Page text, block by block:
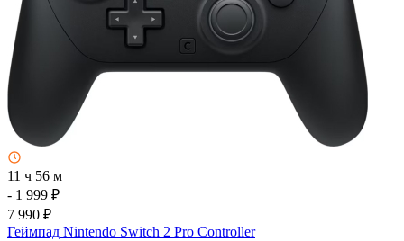
11 ч 56 м
- 1 999 ₽
7 990 ₽
Геймпад Nintendo Switch 2 Pro Controller